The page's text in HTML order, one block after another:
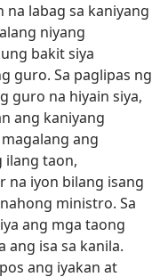
labag sa kaniyang
niyang
bakit siya
guro. Sa paglipas ng
guro na hiyain siya,
ang kaniyang
ang
ilang taon,
na iyon bilang isang
ministro. Sa
ang mga taong
ang isa sa kanila.
ang iyakan at